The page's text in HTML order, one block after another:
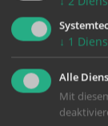
Spirituelle
↓ 1
Alle
Mit